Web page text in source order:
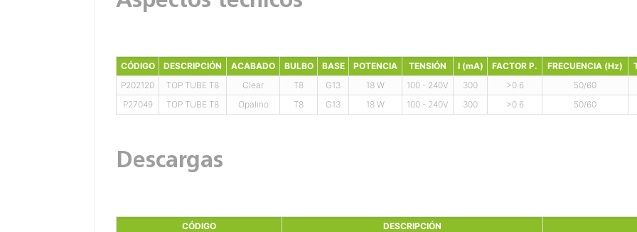
CÓDIGO DESCRIPCIÓN ACABADO BULBO BASE POTENCIA TENSIÓN I (mA) FACTOR P. FRECUENCIA (Hz)
P202120
TOP TUBE T8 Clear T8 G13 18 W 100 - 240V 300 >0.6 50/60
P27049
TOP TUBE T8 Opalino T8 G13 18 W 100 - 240V 300 >0.6 50/60
Descargas
CÓDIGO DESCRIPCIÓN